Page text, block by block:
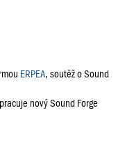
ERPEA, soutěž o Sound
nový Sound Forge